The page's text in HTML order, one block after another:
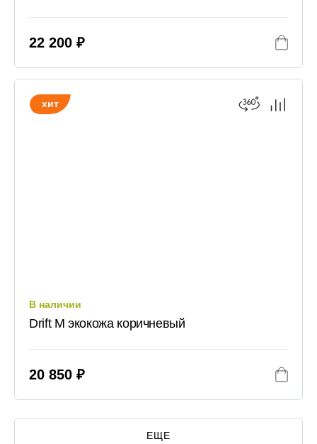
22 200 ₽
хит
В наличии
Drift M экокожа коричневый
20 850 ₽
ЕЩЕ